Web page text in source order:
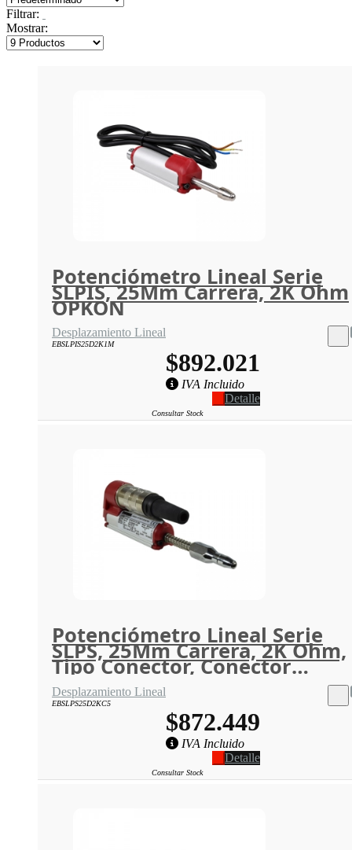
Filtrar:
Mostrar:
Potenciómetro Lineal Serie
SLPIS, 25Mm Carrera, 2K Ohm
OPKON
Desplazamiento Lineal
EBSLPIS25D2K1M
$892.021
IVA Incluido
Detalle
Consultar Stock
Potenciómetro Lineal Serie
SLPS, 25Mm Carrera, 2K Ohm,
Tipo Conector, Conector
Incluido OPKON
Desplazamiento Lineal
EBSLPS25D2KC5
$872.449
IVA Incluido
Detalle
Consultar Stock